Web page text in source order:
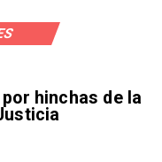
hinchas de la